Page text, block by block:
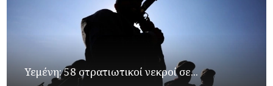
Υεμένη: 58 στρατιωτικοί νεκροί σε...